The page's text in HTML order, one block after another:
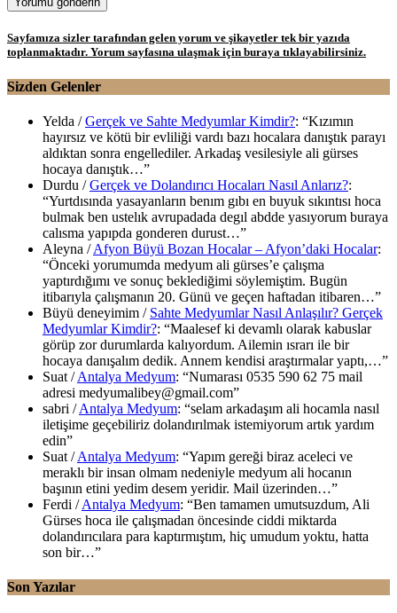
Sayfamıza sizler tarafından gelen yorum ve şikayetler tek bir yazıda
toplanmaktadır. Yorum sayfasına ulaşmak için buraya tıklayabilirsiniz.
Sizden Gelenler
Yelda /Gerçek ve Sahte Medyumlar Kimdir?: “Kızımın
hayırsız ve kötü bir evliliği vardı bazı hocalara danıştık parayı
aldıktan sonra engellediler. Arkadaş vesilesiyle ali gürses
hocaya danıştık…”
Durdu /Gerçek ve Dolandırıcı Hocaları Nasıl Anlarız?:
“Yurtdısında yasayanların benım gıbı en buyuk sıkıntısı hoca
bulmak ben ustelık avrupadada degıl abdde yasıyorum buraya
calısma yapıpda gonderen durust…”
Aleyna /Afyon Büyü Bozan Hocalar – Afyon’daki Hocalar:
“Önceki yorumumda medyum ali gürses’e çalışma
yaptırdığımı ve sonuç beklediğimi söylemiştim. Bugün
itibarıyla çalışmanın 20. Günü ve geçen haftadan itibaren…”
Büyü deneyimim / Sahte Medyumlar Nasıl Anlaşılır? Gerçek
Medyumlar Kimdir?: “Maalesef ki devamlı olarak kabuslar
görüp zor durumlarda kalıyordum. Ailemin ısrarı ile bir
hocaya danışalım dedik. Annem kendisi araştırmalar yaptı,…”
Suat /Antalya Medyum: “Numarası 0535 590 62 75 mail
adresi medyumalibey@gmail.com”
sabri /Antalya Medyum: “selam arkadaşım ali hocamla nasıl
iletişime geçebiliriz dolandırılmak istemiyorum artık yardım
edin”
Suat /Antalya Medyum: “Yapım gereği biraz aceleci ve
meraklı bir insan olmam nedeniyle medyum ali hocanın
başının etini yedim desem yeridir. Mail üzerinden…”
Ferdi /Antalya Medyum: “Ben tamamen umutsuzdum, Ali
Gürses hoca ile çalışmadan öncesinde ciddi miktarda
dolandırıcılara para kaptırmıştım, hiç umudum yoktu, hatta
son bir…”
Son Yazılar